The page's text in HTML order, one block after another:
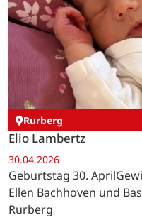
Rurberg
Elio Lambertz
30.04.2026
Geburtstag 30.
Ellen Bachhoven und
Rurberg